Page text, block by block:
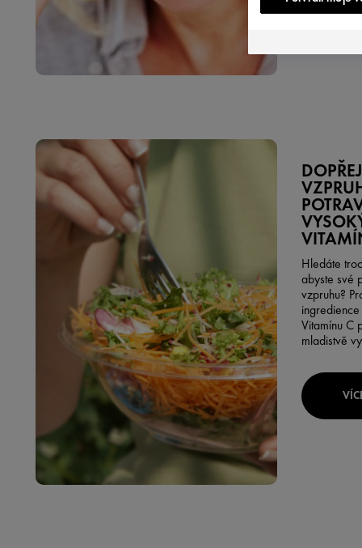
Hledáte
abyste své
vzpruhu?
Vitamínu C
mladistvě